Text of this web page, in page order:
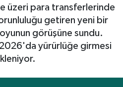
üzeri para transferlerinde
getiren yeni bir
görüşüne sundu.
2026'da yürürlüğe girmesi